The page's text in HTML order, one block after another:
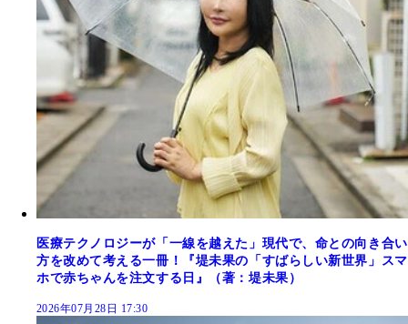
医療テクノロジーが「一線を越えた」現代で、命との向き合い
方を改めて考える一冊！『堤未果の「すばらしい新世界」スマ
ホで赤ちゃんを注文する日』（著：堤未果）
2026年07月28日 17:30